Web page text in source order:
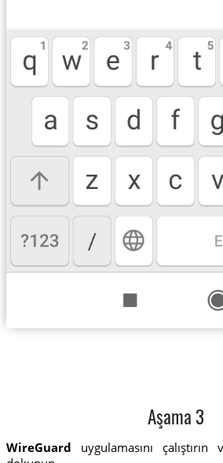
Aşama 3
WireGuard uygulamasını